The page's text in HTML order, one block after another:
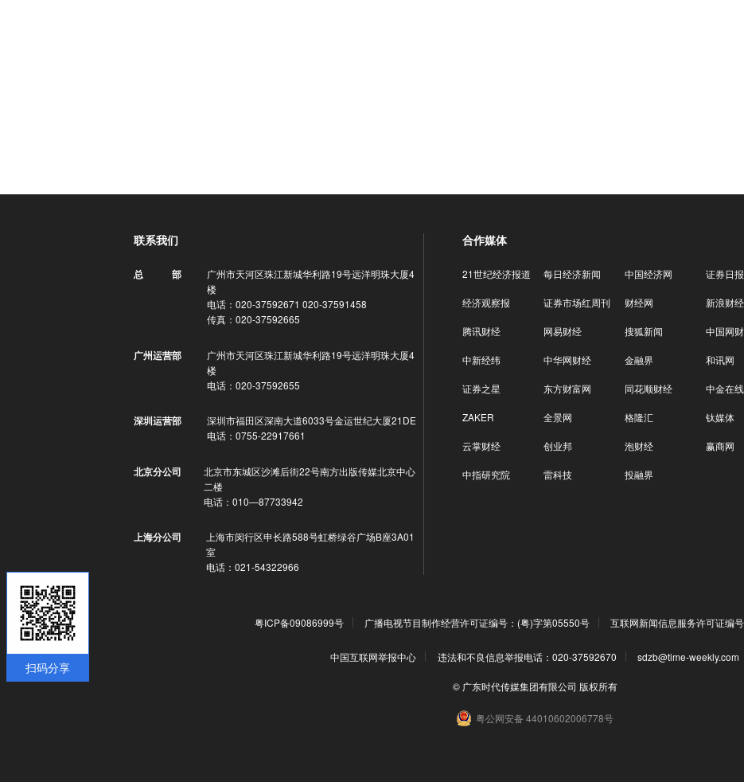
扫码分享
联系我们
总 部
广州市天河区珠江新城华利路19号远洋明珠大厦4
楼
电话：020-37592671 020-37591458
传真：020-37592665
广州运营部
广州市天河区珠江新城华利路19号远洋明珠大厦4
楼
电话：020-37592655
深圳运营部
深圳市福田区深南大道6033号金运世纪大厦21DE
电话：0755-22917661
北京分公司
北京市东城区沙滩后街22号南方出版传媒北京中心
二楼
电话：010—87733942
上海分公司
上海市闵行区申长路588号虹桥绿谷广场B座3A01
室
电话：021-54322966
合作媒体
21世纪经济报道 每日经济新闻 中国经济网 证券日报
经济观察报 证券市场红周刊 财经网 新浪财经
腾讯财经 网易财经 搜狐新闻 中国网
中新经纬 中华网财经 金融界 和讯网
证券之星 东方财富网 同花顺财经 中金在线
ZAKER 全景网 格隆汇 钛媒体
云掌财经 创业邦 泡财经 赢商网
中指研究院 雷科技 投融界
粤ICP备09086999号 广播电视节目制作经营许可证编号：(粤)字第05550号 互联网新闻信息服务许可证编
中国互联网举报中心 违法和不良信息举报电话：020-37592670 sdzb@time-weekly.com
© 广东时代传媒集团有限公司 版权所有
粤公网安备 44010602006778号